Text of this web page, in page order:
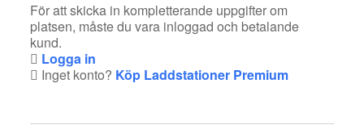
För att skicka in kompletterande uppgifter om
platsen, måste du vara inloggad och betalande
kund.
Logga in
Inget konto? Köp Laddstationer Premium